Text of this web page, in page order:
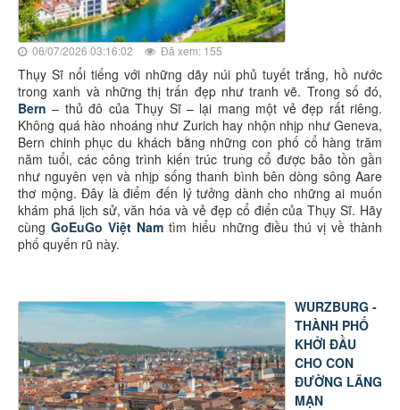
06/07/2026 03:16:02 Đã xem: 155
Thụy Sĩ nổi tiếng với những dãy núi phủ tuyết trắng, hồ nước
trong xanh và những thị trấn đẹp như tranh vẽ. Trong số đó,
Bern– thủ đô của Thụy Sĩ – lại mang một vẻ đẹp rất riêng.
Không quá hào nhoáng như Zurich hay nhộn nhịp như Geneva,
Bern chinh phục du khách bằng những con phố cổ hàng trăm
năm tuổi, các công trình kiến trúc trung cổ được bảo tồn gần
như nguyên vẹn và nhịp sống thanh bình bên dòng sông Aare
thơ mộng. Đây là điểm đến lý tưởng dành cho những ai muốn
khám phá lịch sử, văn hóa và vẻ đẹp cổ điển của Thụy Sĩ. Hãy
cùngGoEuGo Việt Nam tìm hiểu những điều thú vị về thành
phố quyến rũ này.
WURZBURG -
THÀNH PHỐ
KHỞI ĐẦU
CHO CON
ĐƯỜNG LÃNG
MẠN